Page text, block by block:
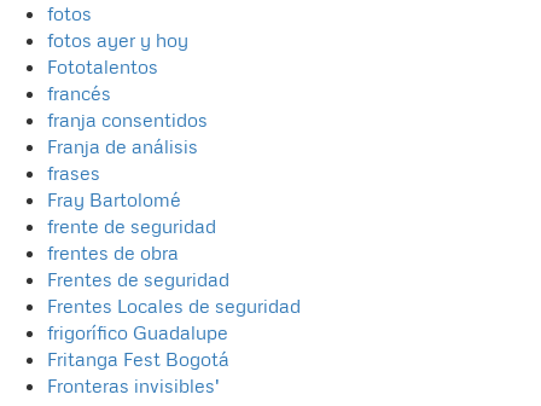
fotos
fotos ayer y hoy
Fototalentos
francés
franja consentidos
Franja de análisis
frases
Fray Bartolomé
frente de seguridad
frentes de obra
Frentes de seguridad
Frentes Locales de seguridad
frigorífico Guadalupe
Fritanga Fest Bogotá
Fronteras invisibles'